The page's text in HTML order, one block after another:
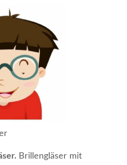
Brillengläser mit